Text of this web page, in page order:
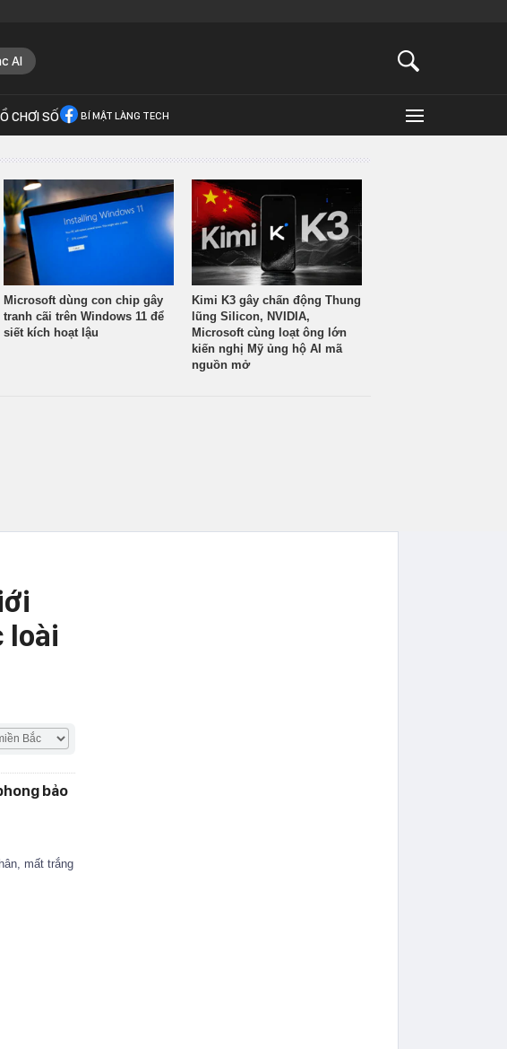
AI
CHƠI SỐ BÍ MẬT LÀNG TECH
Microsoft dùng con chip gây
tranh cãi trên Windows 11 để
siết kích hoạt lậu
Kimi K3 gây chấn động Thung
lũng Silicon, NVIDIA,
Microsoft cùng loạt ông lớn
kiến nghị Mỹ ủng hộ AI mã
nguồn mở
loài
bảo
mất trắng